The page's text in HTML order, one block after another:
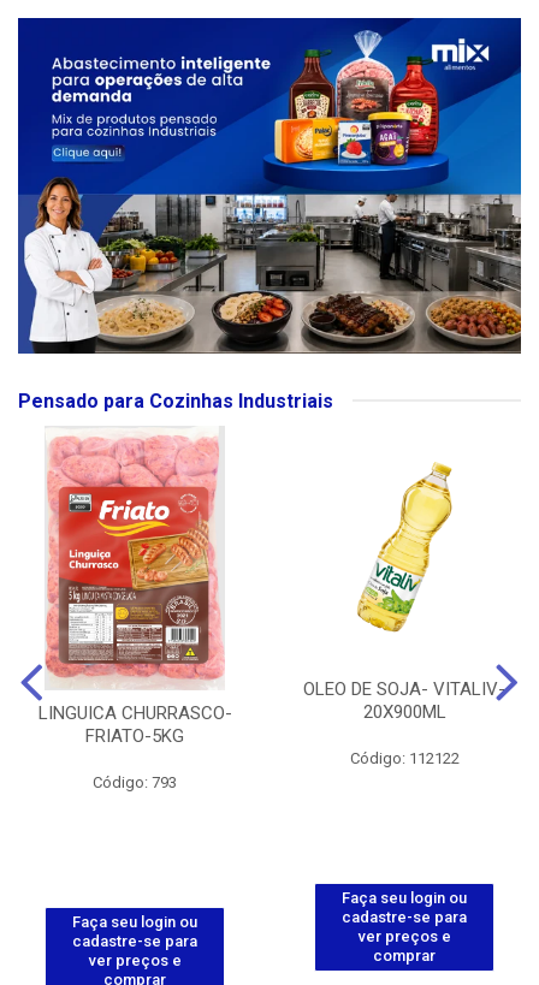
Pensado para Cozinhas Industriais
LINGUICA CHURRASCO-
FRIATO-5KG
Código: 793
Faça seu login ou
cadastre-se para
ver preços e
comprar
OLEO DE SOJA- VITALIV-
20X900ML
Código: 112122
Faça seu login ou
cadastre-se para
ver preços e
comprar